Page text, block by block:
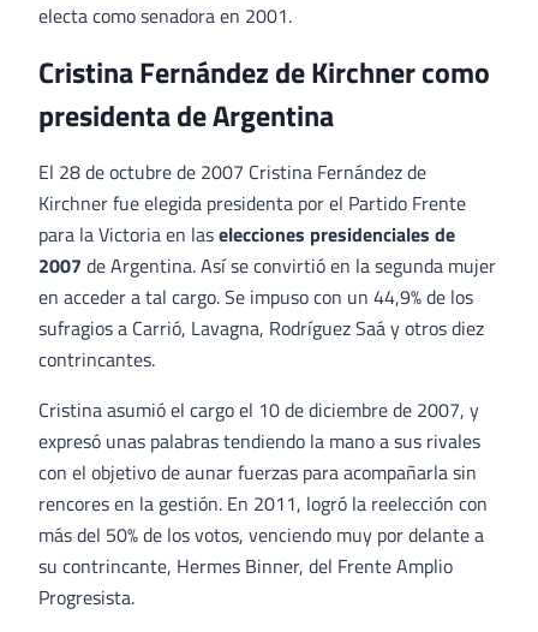
electa como senadora en 2001.
Cristina Fernández de Kirchner como
presidenta de Argentina
El 28 de octubre de 2007 Cristina Fernández de
Kirchner fue elegida presidenta por el Partido Frente
para la Victoria en laselecciones presidenciales de
2007 de Argentina. Así se convirtió en la segunda mujer
en acceder a tal cargo. Se impuso con un 44,9% de los
sufragios a Carrió, Lavagna, Rodríguez Saá y otros diez
contrincantes.
Cristina asumió el cargo el 10 de diciembre de 2007, y
expresó unas palabras tendiendo la mano a sus rivales
con el objetivo de aunar fuerzas para acompañarla sin
rencores en la gestión. En 2011, logró la reelección con
más del 50% de los votos, venciendo muy por delante a
su contrincante, Hermes Binner, del Frente Amplio
Progresista.